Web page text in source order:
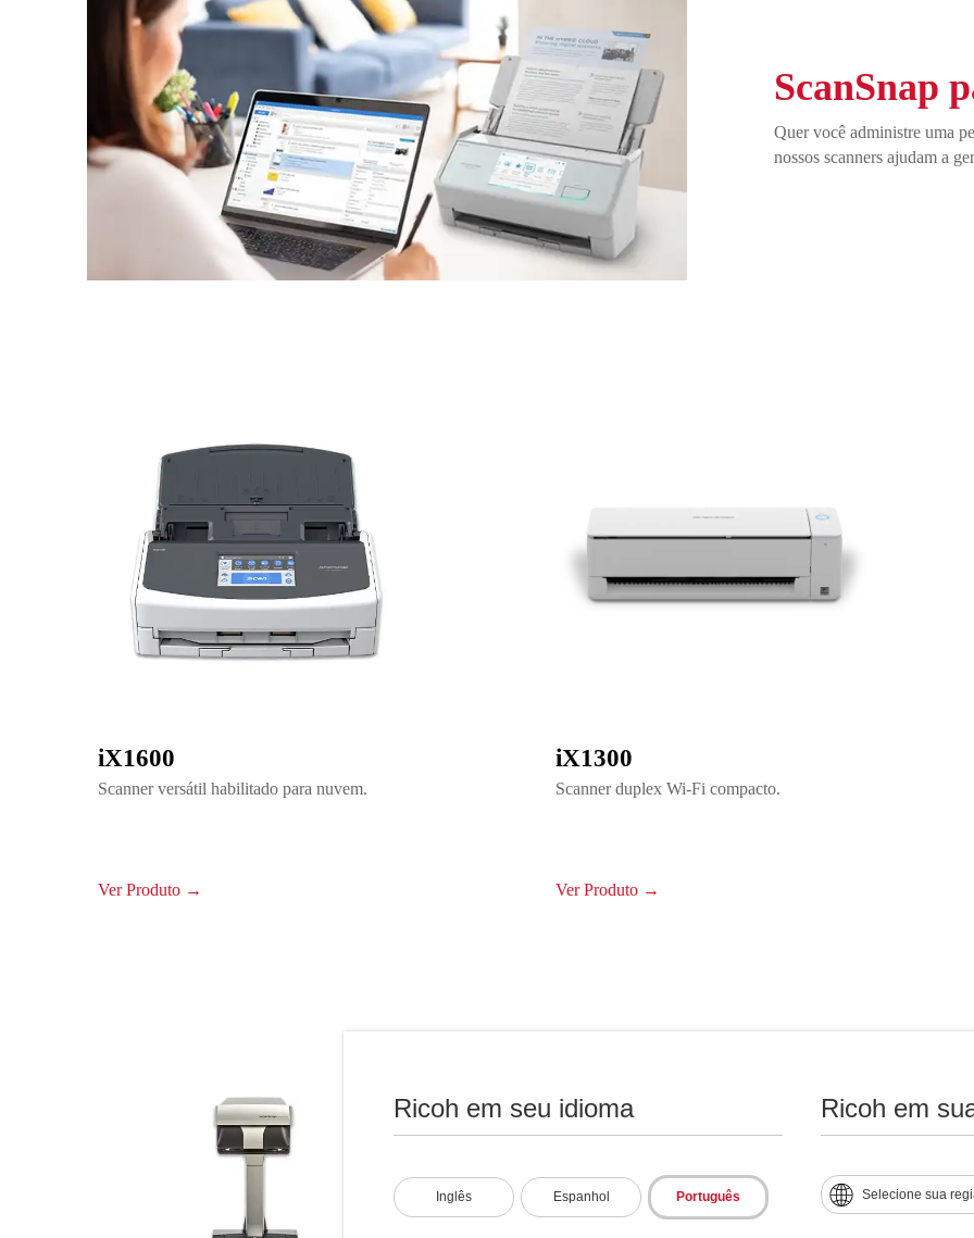
Ricoh em seu idioma
Inglês Espanhol Português
Ricoh em
Selecione sua
ScanSnap
Quer você administre uma
nossos scanners ajudam a
iX1600
Scanner versátil habilitado para nuvem.
Ver Produto →
iX1300
Scanner duplex Wi-Fi compacto.
Ver Produto →